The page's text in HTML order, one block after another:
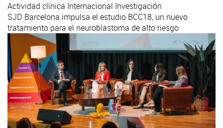
Actividad clínica Internacional Investigación
SJD Barcelona impulsa el estudio BCC18, un nuevo
tratamiento para el neuroblastoma de alto riesgo